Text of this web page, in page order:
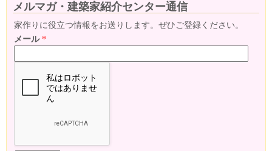
メルマガ・建築家紹介センター通信
家作りに役立つ情報をお送りします。ぜひご登録ください。
メール*